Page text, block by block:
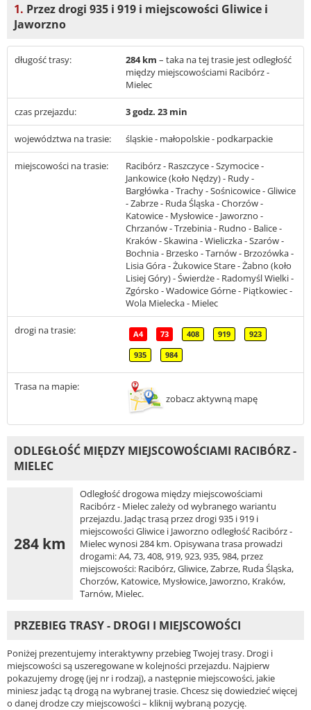
1. Przez drogi 935 i 919 i miejscowości Gliwice i
Jaworzno
długość trasy: 284 km – taka na tej trasie jest odległość
między miejscowościami Racibórz -
Mielec
czas przejazdu: 3 godz. 23 min
województwa na trasie: śląskie - małopolskie - podkarpackie
miejscowości na trasie:
Racibórz - Raszczyce - Szymocice -
Jankowice (koło Nędzy) - Rudy -
Bargłówka - Trachy - Sośnicowice - Gliwice
- Zabrze - Ruda Śląska - Chorzów -
Katowice - Mysłowice - Jaworzno -
Chrzanów - Trzebinia - Rudno - Balice -
Kraków - Skawina - Wieliczka - Szarów -
Bochnia - Brzesko - Tarnów - Brzozówka -
Lisia Góra - Żukowice Stare - Żabno (koło
Lisiej Góry) - Świerdże - Radomyśl Wielki -
Zgórsko - Wadowice Górne - Piątkowiec -
Wola Mielecka - Mielec
drogi na trasie: A4 73 408 919 923
935 984
Trasa na mapie:
zobacz aktywną mapę
ODLEGŁOŚĆ MIĘDZY MIEJSCOWOŚCIAMI RACIBÓRZ -
MIELEC
284 km
Odległość drogowa między miejscowościami
Racibórz - Mielec zależy od wybranego wariantu
przejazdu. Jadąc trasą przez drogi 935 i 919 i
miejscowości Gliwice i Jaworzno odległość Racibórz -
Mielec wynosi 284 km. Opisywana trasa prowadzi
drogami: A4, 73, 408, 919, 923, 935, 984, przez
miejscowości: Racibórz, Gliwice, Zabrze, Ruda Śląska,
Chorzów, Katowice, Mysłowice, Jaworzno, Kraków,
Tarnów, Mielec.
PRZEBIEG TRASY - DROGI I MIEJSCOWOŚCI
Poniżej prezentujemy interaktywny przebieg Twojej trasy. Drogi i
miejscowości są uszeregowane w kolejności przejazdu. Najpierw
pokazujemy drogę (jej nr i rodzaj), a następnie miejscowości, jakie
miniesz jadąc tą drogą na wybranej trasie. Chcesz się dowiedzieć więcej
o danej drodze czy miejscowości – kliknij wybraną pozycję.